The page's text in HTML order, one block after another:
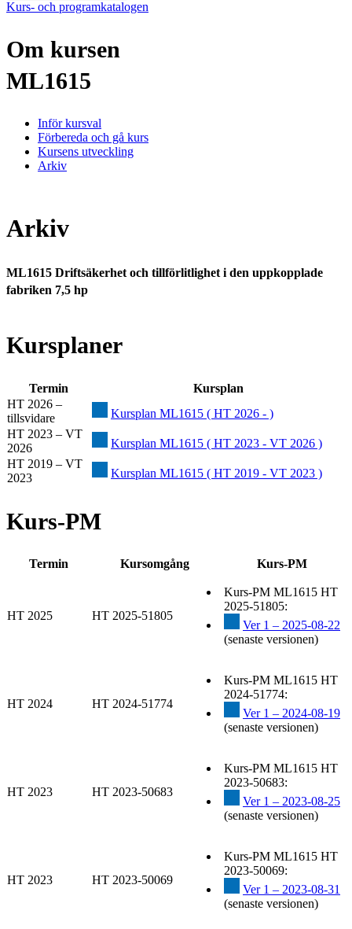
Kurs- och programkatalogen
Om kursen
ML1615
Inför kursval
Förbereda och gå kurs
Kursens utveckling
Arkiv
Arkiv
ML1615 Driftsäkerhet och tillförlitlighet i den uppkopplade
fabriken 7,5 hp
Kursplaner
Termin
Kursplan
HT 2026 –
tillsvidare
Kursplan ML1615 ( HT 2026 - )
HT 2023 – VT
2026
Kursplan ML1615 ( HT 2023 - VT 2026 )
HT 2019 – VT
2023
Kursplan ML1615 ( HT 2019 - VT 2023 )
Kurs-PM
Termin Kursomgång Kurs-PM
HT 2025 HT 2025-51805
Kurs-PM ML1615 HT
2025-51805:
Ver 1 – 2025-08-22
(senaste versionen)
HT 2024 HT 2024-51774
Kurs-PM ML1615 HT
2024-51774:
Ver 1 – 2024-08-19
(senaste versionen)
HT 2023 HT 2023-50683
Kurs-PM ML1615 HT
2023-50683:
Ver 1 – 2023-08-25
(senaste versionen)
HT 2023 HT 2023-50069
Kurs-PM ML1615 HT
2023-50069:
Ver 1 – 2023-08-31
(senaste versionen)